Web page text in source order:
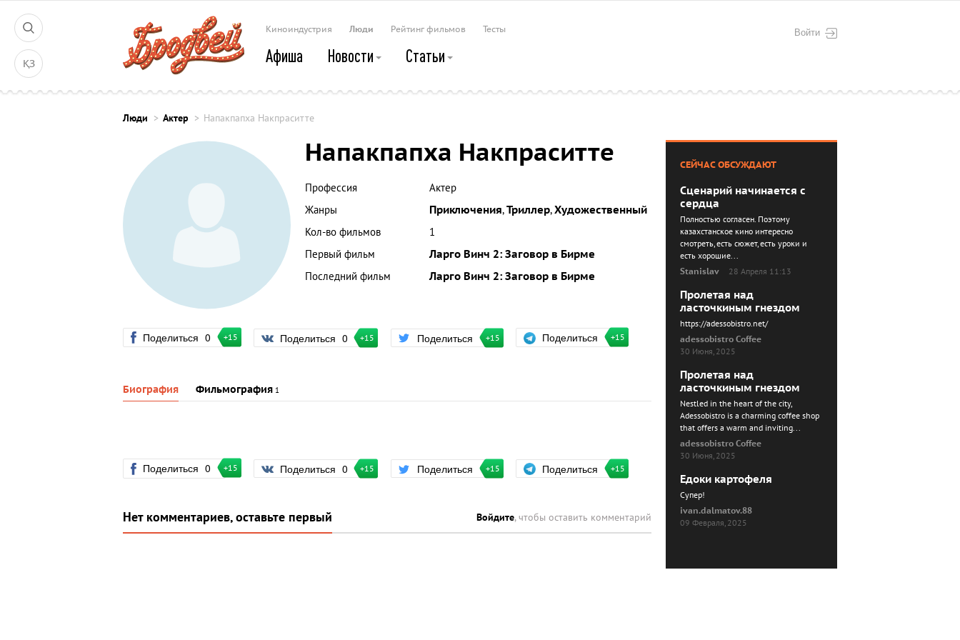
ҚЗ
Войти
Киноиндустрия Люди Рейтинг фильмов Тесты
Афиша Новости Статьи
Люди Актер Напакпапха Накпраситте
Напакпапха Накпраситте
Профессия
Актер
Жанры
Приключения,Триллер,Художественный
Кол-во фильмов
1
Первый фильм
Ларго Винч 2: Заговор в Бирме
Последний фильм
Ларго Винч 2: Заговор в Бирме
Поделиться 0 +15 Поделиться 0 +15 Поделиться +15 Поделиться +15
Биография Фильмография 1
Поделиться 0 +15 Поделиться 0 +15 Поделиться +15 Поделиться +15
Нет комментариев, оставьте первый Войдите, чтобы оставить комментарий
СЕЙЧАС ОБСУЖДАЮТ
Сценарий начинается с
сердца
Полностью согласен. Поэтому
казахстанское кино интересно
смотреть, есть сюжет, есть уроки и
есть хорошие...
Stanislav
28 Апреля 11:13
Пролетая над
ласточкиным гнездом
https://adessobistro.net/
adessobistro Coffee
30 Июня, 2025
Пролетая над
ласточкиным гнездом
Nestled in the heart of the city,
Adessobistro is a charming coffee shop
that offers a warm and inviting...
adessobistro Coffee
30 Июня, 2025
Едоки картофеля
Cупер!
ivan.dalmatov.88
09 Февраля, 2025